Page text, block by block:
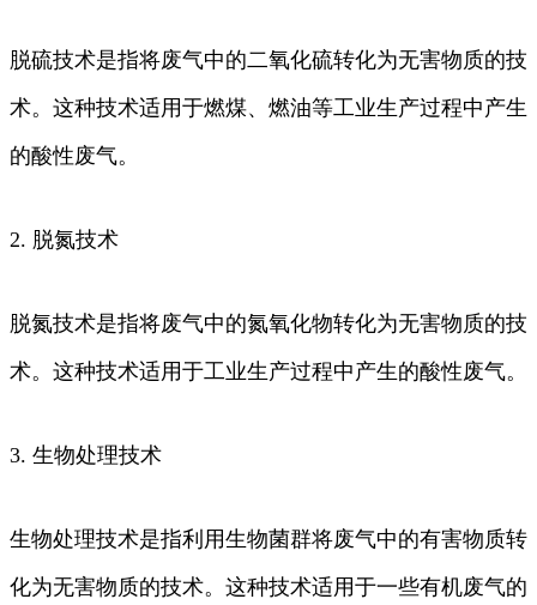
脱硫技术是指将废气中的二氧化硫转化为无害物质的技
术。这种技术适用于燃煤、燃油等工业生产过程中产生
的酸性废气。
2. 脱氮技术
脱氮技术是指将废气中的氮氧化物转化为无害物质的技
术。这种技术适用于工业生产过程中产生的酸性废气。
3. 生物处理技术
生物处理技术是指利用生物菌群将废气中的有害物质转
化为无害物质的技术。这种技术适用于一些有机废气的